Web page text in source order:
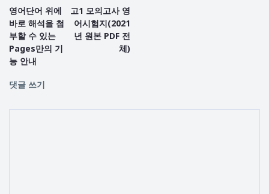
영어단어 위에
바로 해석을 첨
부할 수 있는
Pages만의 기
능 안내
고1 모의고사 영
어시험지(2021
년 원본 PDF 전
체)
댓글 쓰기